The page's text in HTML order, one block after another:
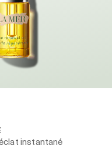
instantané